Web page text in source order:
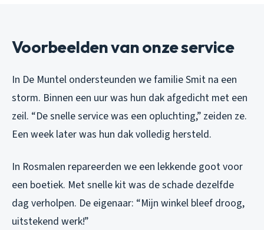
Voorbeelden van onze service
In De Muntel ondersteunden we familie Smit na een
storm. Binnen een uur was hun dak afgedicht met een
zeil. “De snelle service was een opluchting,” zeiden ze.
Een week later was hun dak volledig hersteld.
In Rosmalen repareerden we een lekkende goot voor
een boetiek. Met snelle kit was de schade dezelfde
dag verholpen. De eigenaar: “Mijn winkel bleef droog,
uitstekend werk!”